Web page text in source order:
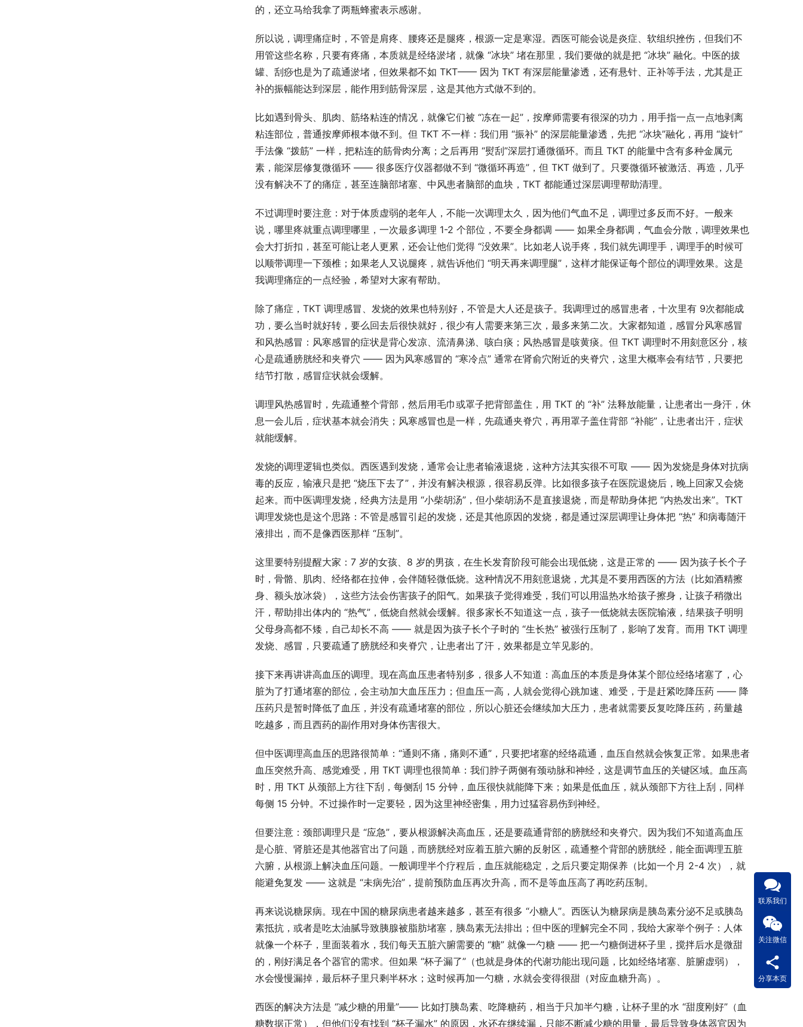
的，还立马给我拿了两瓶蜂蜜表示感谢。​
所以说，调理痛症时，不管是肩疼、腰疼还是腿疼，根源一定是寒湿。西医可能会说是炎症、软组织挫伤，但我们不
用管这些名称，只要有疼痛，本质就是经络淤堵，就像 “冰块” 堵在那里，我们要做的就是把 “冰块” 融化。中医的拔
罐、刮痧也是为了疏通淤堵，但效果都不如 TKT—— 因为 TKT 有深层能量渗透，还有悬针、正补等手法，尤其是正
补的振幅能达到深层，能作用到筋骨深层，这是其他方式做不到的。​
比如遇到骨头、肌肉、筋络粘连的情况，就像它们被 “冻在一起”，按摩师需要有很深的功力，用手指一点一点地剥离
粘连部位，普通按摩师根本做不到。但 TKT 不一样：我们用 “振补” 的深层能量渗透，先把 “冰块”融化，再用 “旋针”
手法像 “拨筋” 一样，把粘连的筋骨肉分离；之后再用 “熨刮”深层打通微循环。而且 TKT 的能量中含有多种金属元
素，能深层修复微循环 —— 很多医疗仪器都做不到 “微循环再造”，但 TKT 做到了。只要微循环被激活、再造，几乎
没有解决不了的痛症，甚至连脑部堵塞、中风患者脑部的血块，TKT 都能通过深层调理帮助清理。​
不过调理时要注意：对于体质虚弱的老年人，不能一次调理太久，因为他们气血不足，调理过多反而不好。一般来
说，哪里疼就重点调理哪里，一次最多调理 1-2 个部位，不要全身都调 —— 如果全身都调，气血会分散，调理效果也
会大打折扣，甚至可能让老人更累，还会让他们觉得 “没效果”。比如老人说手疼，我们就先调理手，调理手的时候可
以顺带调理一下颈椎；如果老人又说腿疼，就告诉他们 “明天再来调理腿”，这样才能保证每个部位的调理效果。这是
我调理痛症的一点经验，希望对大家有帮助。​
除了痛症，TKT 调理感冒、发烧的效果也特别好，不管是大人还是孩子。我调理过的感冒患者，十次里有 9次都能成
功，要么当时就好转，要么回去后很快就好，很少有人需要来第三次，最多来第二次。大家都知道，感冒分风寒感冒
和风热感冒：风寒感冒的症状是背心发凉、流清鼻涕、咳白痰；风热感冒是咳黄痰。但 TKT 调理时不用刻意区分，核
心是疏通膀胱经和夹脊穴 —— 因为风寒感冒的 “寒冷点” 通常在肾俞穴附近的夹脊穴，这里大概率会有结节，只要把
结节打散，感冒症状就会缓解。​
调理风热感冒时，先疏通整个背部，然后用毛巾或罩子把背部盖住，用 TKT 的 “补” 法释放能量，让患者出一身汗，休
息一会儿后，症状基本就会消失；风寒感冒也是一样，先疏通夹脊穴，再用罩子盖住背部 “补能”，让患者出汗，症状
就能缓解。​
发烧的调理逻辑也类似。西医遇到发烧，通常会让患者输液退烧，这种方法其实很不可取 —— 因为发烧是身体对抗病
毒的反应，输液只是把 “烧压下去了”，并没有解决根源，很容易反弹。比如很多孩子在医院退烧后，晚上回家又会烧
起来。而中医调理发烧，经典方法是用 “小柴胡汤”，但小柴胡汤不是直接退烧，而是帮助身体把 “内热发出来”。TKT
调理发烧也是这个思路：不管是感冒引起的发烧，还是其他原因的发烧，都是通过深层调理让身体把 “热” 和病毒随汗
液排出，而不是像西医那样 “压制”。​
这里要特别提醒大家：7 岁的女孩、8 岁的男孩，在生长发育阶段可能会出现低烧，这是正常的 —— 因为孩子长个子
时，骨骼、肌肉、经络都在拉伸，会伴随轻微低烧。这种情况不用刻意退烧，尤其是不要用西医的方法（比如酒精擦
身、额头放冰袋），这些方法会伤害孩子的阳气。如果孩子觉得难受，我们可以用温热水给孩子擦身，让孩子稍微出
汗，帮助排出体内的 “热气”，低烧自然就会缓解。很多家长不知道这一点，孩子一低烧就去医院输液，结果孩子明明
父母身高都不矮，自己却长不高 —— 就是因为孩子长个子时的 “生长热” 被强行压制了，影响了发育。而用 TKT 调理
发烧、感冒，只要疏通了膀胱经和夹脊穴，让患者出了汗，效果都是立竿见影的。​
接下来再讲讲高血压的调理。现在高血压患者特别多，很多人不知道：高血压的本质是身体某个部位经络堵塞了，心
脏为了打通堵塞的部位，会主动加大血压压力；但血压一高，人就会觉得心跳加速、难受，于是赶紧吃降压药 —— 降
压药只是暂时降低了血压，并没有疏通堵塞的部位，所以心脏还会继续加大压力，患者就需要反复吃降压药，药量越
吃越多，而且西药的副作用对身体伤害很大。​
但中医调理高血压的思路很简单：“通则不痛，痛则不通”，只要把堵塞的经络疏通，血压自然就会恢复正常。如果患者
血压突然升高、感觉难受，用 TKT 调理也很简单：我们脖子两侧有颈动脉和神经，这是调节血压的关键区域。血压高
时，用 TKT 从颈部上方往下刮，每侧刮 15 分钟，血压很快就能降下来；如果是低血压，就从颈部下方往上刮，同样
每侧 15 分钟。不过操作时一定要轻，因为这里神经密集，用力过猛容易伤到神经。​
但要注意：颈部调理只是 “应急”，要从根源解决高血压，还是要疏通背部的膀胱经和夹脊穴。因为我们不知道高血压
是心脏、肾脏还是其他器官出了问题，而膀胱经对应着五脏六腑的反射区，疏通整个背部的膀胱经，能全面调理五脏
六腑，从根源上解决血压问题。一般调理半个疗程后，血压就能稳定，之后只要定期保养（比如一个月 2-4 次），就
能避免复发 —— 这就是 “未病先治”，提前预防血压再次升高，而不是等血压高了再吃药压制。​
再来说说糖尿病。现在中国的糖尿病患者越来越多，甚至有很多 “小糖人”。西医认为糖尿病是胰岛素分泌不足或胰岛
素抵抗，或者是吃太油腻导致胰腺被脂肪堵塞，胰岛素无法排出；但中医的理解完全不同，我给大家举个例子：人体
就像一个杯子，里面装着水，我们每天五脏六腑需要的 “糖” 就像一勺糖 —— 把一勺糖倒进杯子里，搅拌后水是微甜
的，刚好满足各个器官的需求。但如果 “杯子漏了”（也就是身体的代谢功能出现问题，比如经络堵塞、脏腑虚弱），
水会慢慢漏掉，最后杯子里只剩半杯水；这时候再加一勺糖，水就会变得很甜（对应血糖升高）。​
西医的解决方法是 “减少糖的用量”—— 比如打胰岛素、吃降糖药，相当于只加半勺糖，让杯子里的水 “甜度刚好”（血
糖数据正常），但他们没有找到 “杯子漏水” 的原因，水还在继续漏，只能不断减少糖的用量，最后导致身体器官因为
联系我们
关注微信
分享本页